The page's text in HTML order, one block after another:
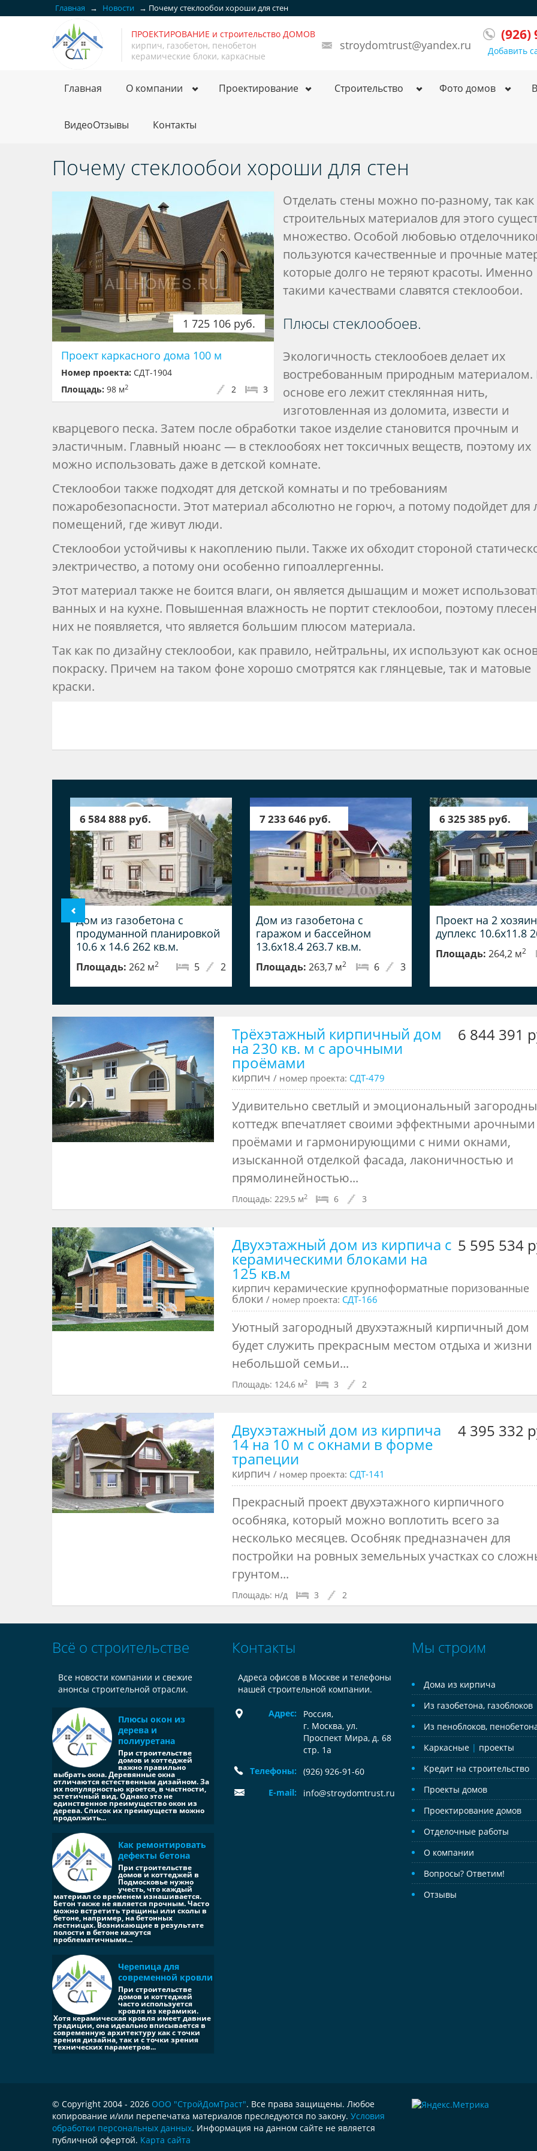
Главная → Новости → Почему стеклообои хороши для стен
ПРОЕКТИРОВАНИЕ и строительство ДОМОВ
кирпич, газобетон, пенобетон
керамические блоки, каркасные
stroydomtrust@yandex.ru
(926)
Добавить
Главная О компании Проектирование Строительство Фото домов
ВидеоОтзывы Контакты
Почему стеклообои хороши для стен
1 725 106 руб.
Проект каркасного дома 100 м
Номер проекта: СДТ-1904
Площадь: 98 м2 3
2
Отделать стены можно по-разному, так как
строительных материалов для этого
множество. Особой любовью
пользуются качественные и прочные
которые долго не теряют красоты. Именно
такими качествами славятся стеклообои.
Плюсы стеклообоев.
Экологичность стеклообоев делает их
востребованным природным материалом.
основе его лежит стеклянная нить,
изготовленная из доломита, извести и
кварцевого песка. Затем после обработки такое изделие становится прочным и
эластичным. Главный нюанс — в стеклообоях нет токсичных веществ, поэтому их
можно использовать даже в детской комнате.
Стеклообои также подходят для детской комнаты и по требованиям
пожаробезопасности. Этот материал абсолютно не горюч, а потому подойдет
помещений, где живут люди.
Стеклообои устойчивы к накоплению пыли. Также их обходит стороной
электричество, а потому они особенно гипоаллергенны.
Этот материал также не боится влаги, он является дышащим и может
ванных и на кухне. Повышенная влажность не портит стеклообои, поэтому
них не появляется, что является большим плюсом материала.
Так как по дизайну стеклообои, как правило, нейтральны, их используют как
покраску. Причем на таком фоне хорошо смотрятся как глянцевые, так и матовые
краски.
6 584 888 руб.
Дом из газобетона с
продуманной планировкой
10.6 x 14.6 262 кв.м.
Площадь: 262 м2 2
5
7 233 646 руб.
Дом из газобетона с
гаражом и бассейном
13.6x18.4 263.7 кв.м.
Площадь: 263,7 м2 3
6
6 325 385 руб.
Проект на 2
дуплекс 10.6x11.8
Площадь: 264,2 м2
Трёхэтажный кирпичный дом
на 230 кв. м с арочными
проёмами
6 844 391
кирпич / номер проекта: СДТ-479
Удивительно светлый и эмоциональный
коттедж впечатляет своими эффектными арочными
проёмами и гармонирующими с ними окнами,
изысканной отделкой фасада, лаконичностью и
прямолинейностью...
Площадь: 229,5 м2 6 3
Двухэтажный дом из кирпича с
керамическими блоками на
125 кв.м
5 595 534
кирпич керамические крупноформатные поризованные
блоки / номер проекта: СДТ-166
Уютный загородный двухэтажный кирпичный дом
будет служить прекрасным местом отдыха и жизни
небольшой семьи...
Площадь: 124,6 м2 3 2
Двухэтажный дом из кирпича
14 на 10 м с окнами в форме
трапеции
4 395 332
кирпич / номер проекта: СДТ-141
Прекрасный проект двухэтажного кирпичного
особняка, который можно воплотить всего за
несколько месяцев. Особняк предназначен для
постройки на ровных земельных участках со
грунтом...
Площадь: н/д 3 2
Всё о строительстве
Все новости компании и свежие
анонсы строительной отрасли.
Плюсы окон из
дерева и
полиуретана
При строительстве
домов и коттеджей
важно правильно
выбрать окна. Деревянные окна
отличаются естественным дизайном. За
их популярностью кроется, в частности,
эстетичный вид. Однако это не
единственное преимущество окон из
дерева. Список их преимуществ можно
продолжить...
Как ремонтировать
дефекты бетона
При строительстве
домов и коттеджей в
Подмосковье нужно
учесть, что каждый
материал со временем изнашивается.
Бетон также не является прочным. Часто
можно встретить трещины или сколы в
бетоне, например, на бетонных
лестницах. Возникающие в результате
полости в бетоне кажутся
проблематичными...
Черепица для
современной кровли
При строительстве
домов и коттеджей
часто используется
кровля из керамики.
Хотя керамическая кровля имеет давние
традиции, она идеально вписывается в
современную архитектуру как с точки
зрения дизайна, так и с точки зрения
технических параметров...
Контакты
Адреса офисов в Москве и телефоны
нашей строительной компании.
Адрес: Россия,
г. Москва, ул.
Проспект Мира, д. 68
стр. 1а
Телефоны:
(926) 926-91-60
E-mail:
info@stroydomtrust.ru
Мы строим
Дома из кирпича
Из газобетона, газоблоков
Из пеноблоков,
Каркасные | проекты
Кредит на строительство
Проекты домов
Проектирование домов
Отделочные работы
О компании
Вопросы? Ответим!
Отзывы
© Copyright 2004 - 2026 ООО "СтройДомТраст". Все права защищены. Любое
копирование и/или перепечатка материалов преследуются по закону. Условия
обработки персональных данных. Информация на данном сайте не является
публичной офертой. Карта сайта